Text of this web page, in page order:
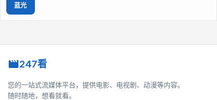
蓝光
247看
您的一站式流媒体平台，提供电影、电视剧、动漫等内容。
随时随地，想看就看。